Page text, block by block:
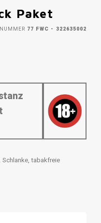
Paket
77 FWC - 322635002
Schlanke, tabakfreie